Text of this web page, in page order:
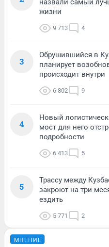
назвали самый
жизни
9 713 4
3
Обрушившийся в
планирует
происходит внутри
6 802 9
4
Новый
мост для него
подробности
6 413 5
5
Трассу между
закроют на три
ездить
5 771 2
МНЕНИЕ